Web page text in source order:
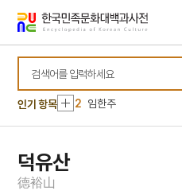
바로가기
바로가기
인기 항목
2 임한주
3
고어재료사전
덕유산
德裕山